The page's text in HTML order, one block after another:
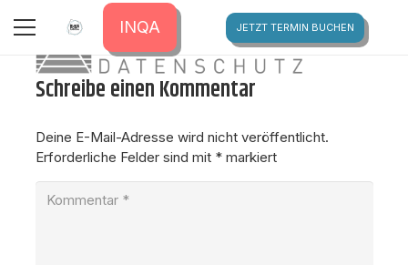
INQA JETZT TERMIN BUCHEN
LOGO-DATENSCHUTZ-GRAU@2X
Schreibe einen Kommentar
Deine E-Mail-Adresse wird nicht veröffentlicht.
Erforderliche Felder sind mit *markiert